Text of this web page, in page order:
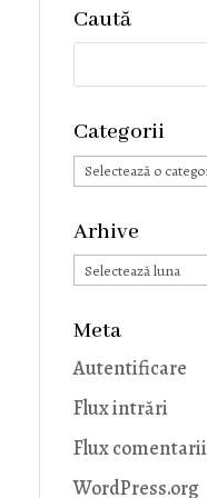
Caută
Categorii
Categorii
Arhive
Arhive
Meta
Autentificare
Flux intrări
Flux comentarii
WordPress.org